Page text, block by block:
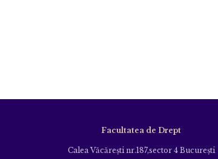
Facultatea de Drept
Calea Văcăreşti nr.187,sector 4 Bucureşti